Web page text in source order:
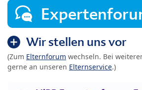
Wir stellen uns vor
(Zum Elternforum wechseln. Bei
gerne an unseren Elternservice.)